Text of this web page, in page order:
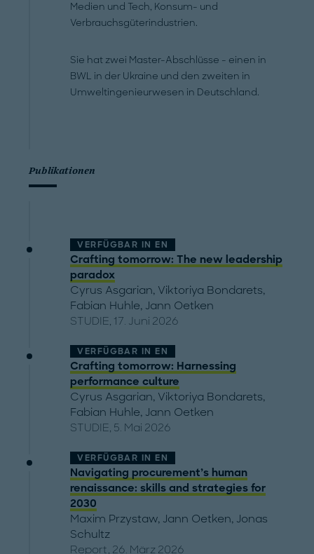
Medien und Tech, Konsum- und
Verbrauchsgüterindustrien.
Sie hat zwei Master-Abschlüsse - einen in
BWL in der Ukraine und den zweiten in
Umweltingenieurwesen in Deutschland.
Publikationen
VERFÜGBAR IN EN
Crafting tomorrow: The new leadership
paradox
Cyrus Asgarian, Viktoriya Bondarets,
Fabian Huhle, Jann Oetken
STUDIE, 17. Juni 2026
VERFÜGBAR IN EN
Crafting tomorrow: Harnessing
performance culture
Cyrus Asgarian, Viktoriya Bondarets,
Fabian Huhle, Jann Oetken
STUDIE, 5. Mai 2026
VERFÜGBAR IN EN
Navigating procurement’s human
renaissance: skills and strategies for
2030
Maxim Przystaw, Jann Oetken, Jonas
Schultz
Report, 26. März 2026